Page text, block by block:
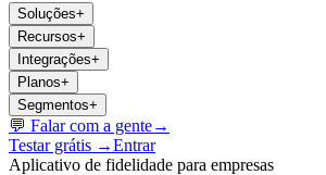
Soluções+
Recursos+
Integrações+
Planos+
Segmentos+
💬 Falar com a gente→
Testar grátis →Entrar
Aplicativo de fidelidade para empresas